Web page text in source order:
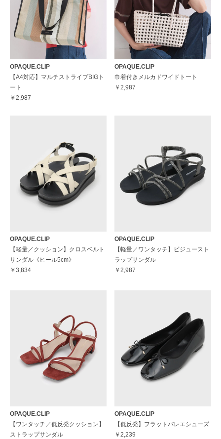
OPAQUE.CLIP
【A4対応】マルチストライプBIGト
ート
￥2,987
OPAQUE.CLIP
巾着付きメルカドワイドトート
￥2,987
OPAQUE.CLIP
【軽量／クッション】クロスベルト
サンダル《ヒール5cm》
￥3,834
OPAQUE.CLIP
【軽量／ワンタッチ】ビジュースト
ラップサンダル
￥2,987
OPAQUE.CLIP
【ワンタッチ／低反発クッション】
ストラップサンダル
OPAQUE.CLIP
【低反発】フラットバレエシューズ
￥2,239